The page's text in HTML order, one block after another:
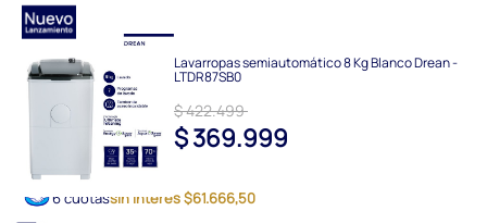
Lavarropas semiautomático 8 Kg Blanco Drean -
LTDR87SB0
$ 422.499
$ 369.999
6 cuotassin interés $61.666,50